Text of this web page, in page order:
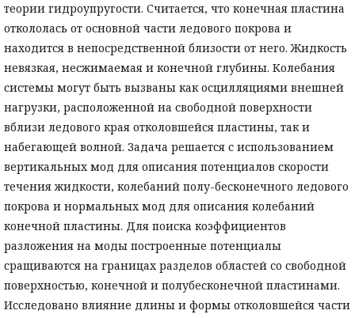
теории гидроупругости. Считается, что конечная пластина
откололась от основной части ледового покрова и
находится в непосредственной близости от него. Жидкость
невязкая, несжимаемая и конечной глубины. Колебания
системы могут быть вызваны как осцилляциями внешней
нагрузки, расположенной на свободной поверхности
вблизи ледового края отколовшейся пластины, так и
набегающей волной. Задача решается с использованием
вертикальных мод для описания потенциалов скорости
течения жидкости, колебаний полу-бесконечного ледового
покрова и нормальных мод для описания колебаний
конечной пластины. Для поиска коэффициентов
разложения на моды построенные потенциалы
сращиваются на границах разделов областей со свободной
поверхностью, конечной и полубесконечной пластинами.
Исследовано влияние длины и формы отколовшейся части